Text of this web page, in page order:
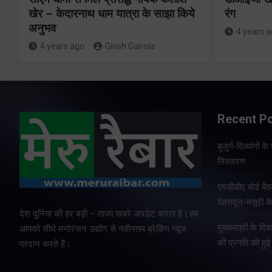
खेर – केदारनाथ धाम यात्रा के साझा किये
अनुभव
4 years ago Girish Gairola
रंग
4 years
देश दुनिया की हर बड़ी – ताजा खबरे अपडेट करता है | हम
आपको सीधे मनोरंजन उद्योग से नवीनतम ब्रेकिंग न्यूज
प्रदान करते हैं।
Recent
बुजुर्ग-दिव्यांगों
निस्तारण
एमडीडीए बोर्ड
देहरादून-मसूरी के
मुख्यमंत्री के
की प्रगति की हुई